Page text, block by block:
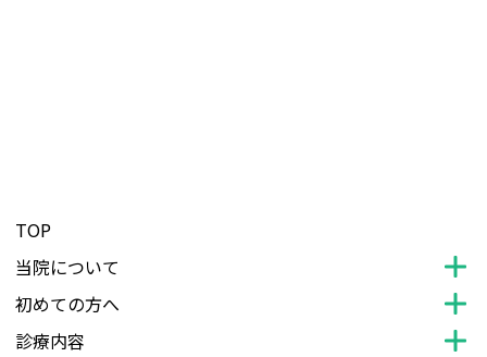
TOP
当院について
初めての方へ
診療内容